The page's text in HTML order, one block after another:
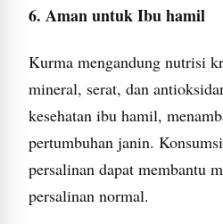
6. Aman untuk Ibu hamil
Kurma mengandung nutrisi
mineral, serat, dan
kesehatan ibu hamil,
pertumbuhan janin.
persalinan dapat membantu
persalinan normal.